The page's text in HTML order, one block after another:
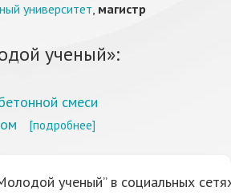
университет, магистр
ученый»:
смеси
[подробнее]
ученый” в социальных